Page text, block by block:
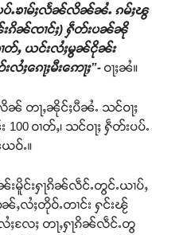
ပ်ႉၶၢမ်ႈလႅၼ်လိၼ်ၼႆႉ ၵမ်ႈၽွ
းၵိၼ်ၸၢင်ႈ) ႁဵတ်းပၼ်ၼို
ဝၢတ်ႇ ယင်းလႆႈမွၼ်ငိုၼ်း
ၵေႃႈမီးဢေႃႈ”- ဝႃႈၼႆ။
ၼ် တႃႇၼိုင်ႈပီၼႆႉ သင်ဝႃႈ
ဝၢတ်ႇ၊ သင်ဝႃႈ ႁဵတ်းပပ်ႉ
ဝ်ႉ။
းမိူင်းႁႃၵိၼ်လဵင်ႉတွင်ႉယၢပ်ႇ
ၼ်ႇလႆႈတိုဝ်ႉတၢင်း ႁင်းၽႂ်
လႄႈ တႃႇႁႃၵိၼ်လဵင်ႉတွ